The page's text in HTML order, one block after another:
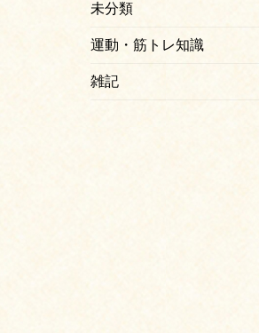
未分類
運動・筋トレ知識
雑記